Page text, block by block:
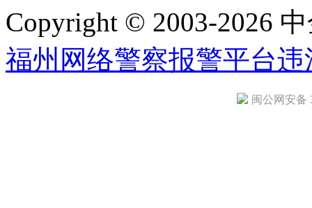
Copyright © 2003-2026
福州网络警察报警平台违
闽公网安备